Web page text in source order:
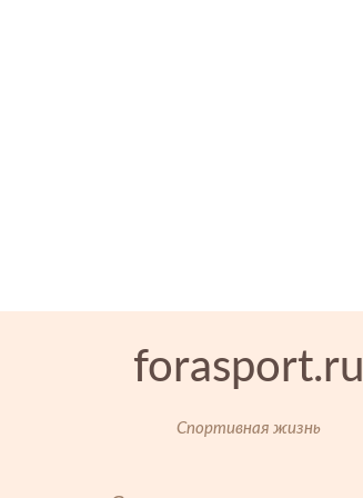
forasport.ru
Спортивная жизнь